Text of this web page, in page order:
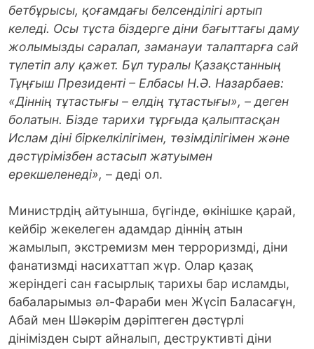
бетбұрысы, қоғам­дағы белсенділігі артып
келеді. Осы тұста біздерге діни бағыттағы даму
жо­лымызды саралап, заманауи талап­тарға сай
түлетіп алу қажет. Бұл тура­лы Қазақстанның
Тұңғыш Президенті – Елбасы Н.Ә. Назарбаев:
«Діннің тұтас­тығы – елдің тұтастығы», – деген
болатын. Бізде тарихи тұрғыда қалыптасқан
Ислам діні біркелкілігімен, төзімділігімен және
дәстүрімізбен астасып жатуымен
ерекшеленеді», – деді ол.
Министрдің айтуынша, бүгінде, өкі­нішке қарай,
кейбір жекелеген адамдар діннің атын
жамылып, экстремизм мен терроризмді, діни
фанатизмді насихаттап жүр. Олар қазақ
жеріндегі сан ғасырлық тарихы бар исламды,
бабаларымыз әл-Фараби мен Жүсіп Баласағұн,
Абай мен Шәкәрім дәріптеген дәстүрлі
дінімізден сырт айналып, деструктивті діни